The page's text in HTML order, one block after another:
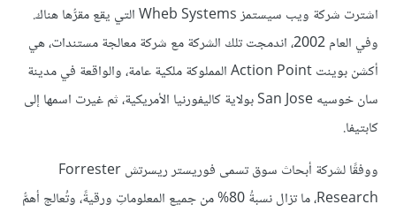
اشترت شركة ويب سيستمز Wheb Systems التي يقع مقرُّها هناك.
وفي العام 2002، اندمجت تلك الشركة مع شركة معالجة مستندات، هي
أكشن بوينت Action Point المملوكة ملكية عامة، والواقعة في مدينة
سان خوسيه San Jose بولاية كاليفورنيا الأمريكية، ثم غيرت اسمها إلى
كابتيفا.
ووفقًا لشركة أبحاث سوق تسمى فوريستر ريسرتش Forrester
Research، ما تزال نسبةُ 80% من جميع المعلوماتِ ورقيةً، وتُعالج أهمُّ